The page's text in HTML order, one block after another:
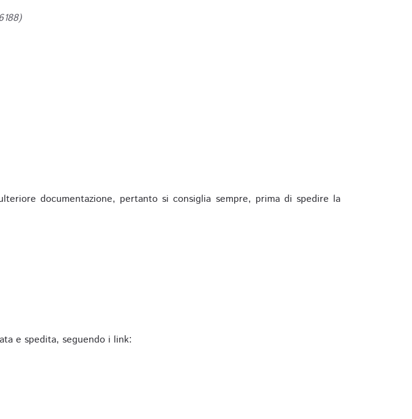
documentazione, pertanto si consiglia sempre, prima di spedire la
e spedita, seguendo i link: